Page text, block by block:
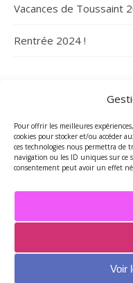
Pour offrir les meilleures
cookies pour stocker et/ou accéder
ces technologies nous permettra de
navigation ou les ID uniques sur ce
consentement peut avoir un effet
Voir
Vacances de Toussaint
Rentrée 2024 !
Archives
2026 - Tous droits